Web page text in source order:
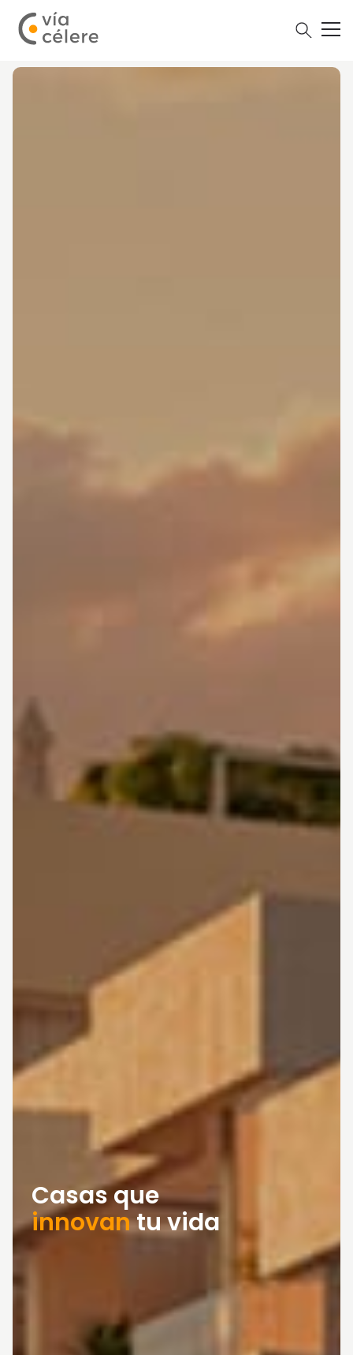
Casas que
innovantu vida